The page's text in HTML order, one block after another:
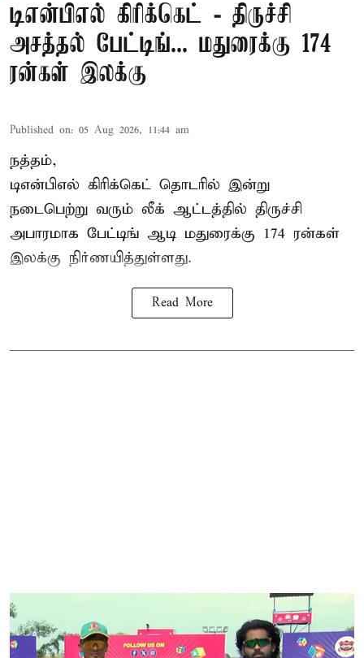
டிஎன்பிஎல் கிரிக்கெட் - திருச்சி
அசத்தல் பேட்டிங்... மதுரைக்கு 174
ரன்கள் இலக்கு
Published on: 05 Aug 2026, 11:44 am
நத்தம்,
டிஎன்பிஎல் கிரிக்கெட் தொடரில் இன்று
நடைபெற்று வரும் லீக் ஆட்டத்தில் திருச்சி
அபாரமாக பேட்டிங் ஆடி மதுரைக்கு 174 ரன்கள்
இலக்கு நிர்ணயித்துள்ளது.
Read More